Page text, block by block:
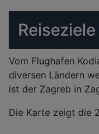
Vom Flughafen
diversen Ländern
ist der Zagreb in
Die Karte zeigt die